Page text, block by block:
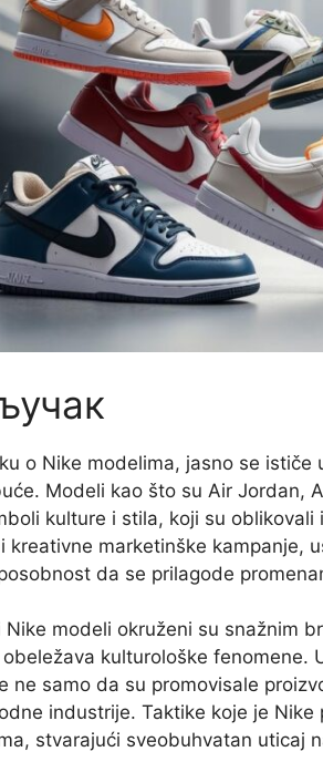
o Nike modelima, jasno se
Modeli kao što su Air Jordan,
kulture i stila, koji su
kreativne marketinške kampanje,
da se prilagode
Nike modeli okruženi su snažnim
kulturološke fenomene.
ne samo da su promovisale
industrije. Taktike koje je
stvarajući sveobuhvatan uticaj